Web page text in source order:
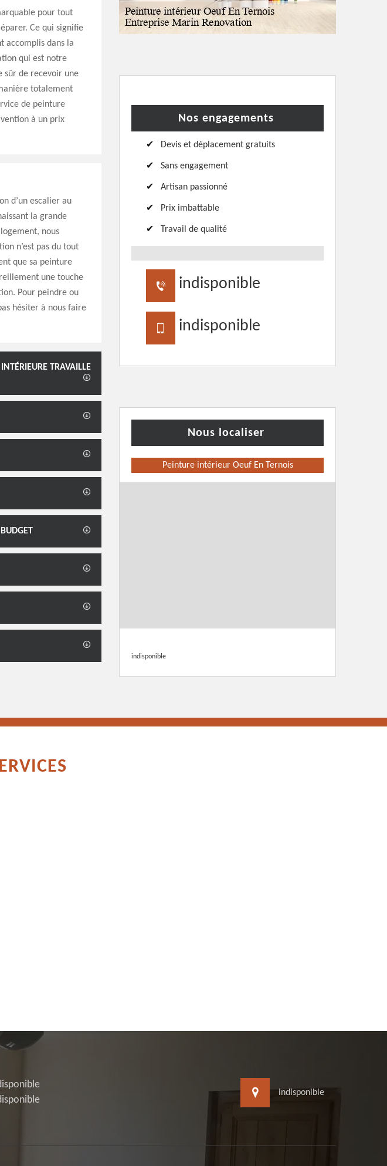
pour tout
Ce qui signifie
accomplis dans la
qui est notre
sûr de recevoir une
totalement
de peinture
à un prix
d’un escalier au
la grande
nous
n’est pas du tout
que sa peinture
une touche
Pour peindre ou
hésiter à nous faire
TRAVAILLE
Nos engagements
Devis et déplacement gratuits
Sans engagement
Artisan passionné
Prix imbattable
Travail de qualité
indisponible
indisponible
Nous localiser
Peinture intérieur Oeuf En Ternois
indisponible
indisponible